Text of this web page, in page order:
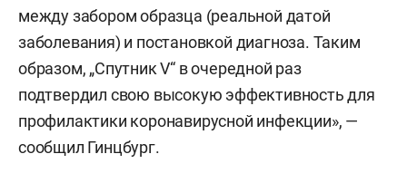
между забором образца (реальной датой
заболевания) и постановкой диагноза. Таким
образом, „Спутник V“ в очередной раз
подтвердил свою высокую эффективность для
профилактики коронавирусной инфекции», —
сообщил Гинцбург.